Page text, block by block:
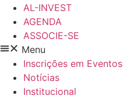
AL-INVEST
AGENDA
ASSOCIE-SE
Menu
Inscrições em Eventos
Notícias
Institucional